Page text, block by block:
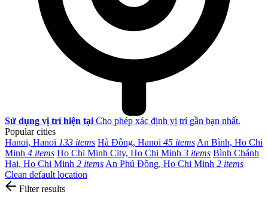
Sử dụng vị trí hiện tại Cho phép xác định vị trí gần bạn nhất.
Popular cities
Hanoi, Hanoi 133 items Hà Đông, Hanoi 45 items An Bình, Ho Chi
Minh 4 items Ho Chi Minh City, Ho Chi Minh 3 items Bình Chánh
Hai, Ho Chi Minh 2 items An Phú Đông, Ho Chi Minh 2 items
Clean default location
Filter results